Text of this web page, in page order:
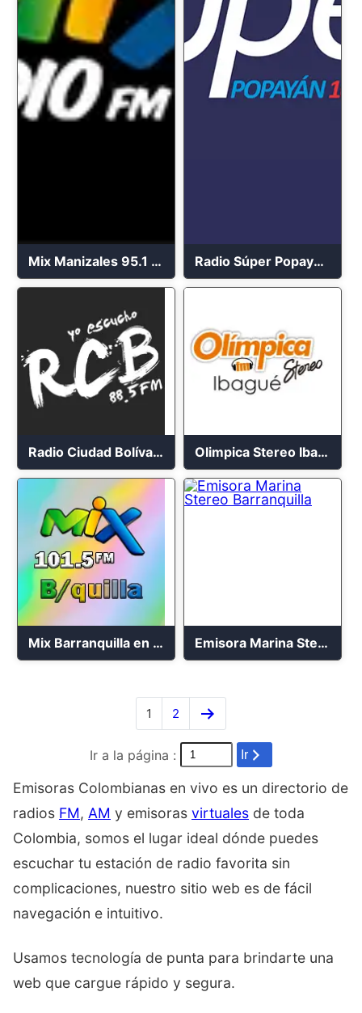
Mix Manizales 95.1 FM en Vivo Radio Súper Popayán en vivo 2023
Radio Ciudad Bolívar 88.5 FM Olimpica Stereo Ibagué 94.3 FM
Mix Barranquilla en vivo 103.9 FM Emisora Marina Stereo Barranquilla
1 2
Ir a la página : Ir
Emisoras Colombianas en vivo es un directorio de
radios FM, AM y emisoras virtuales de toda
Colombia, somos el lugar ideal dónde puedes
escuchar tu estación de radio favorita sin
complicaciones, nuestro sitio web es de fácil
navegación e intuitivo.
Usamos tecnología de punta para brindarte una
web que cargue rápido y segura.